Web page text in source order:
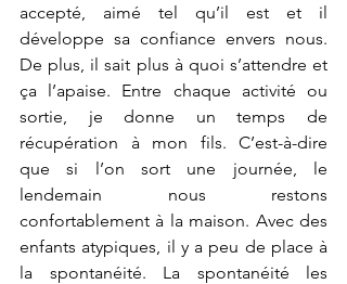
accepté, aimé tel qu’il est et il
développe sa confiance envers nous.
De plus, il sait plus à quoi s’attendre et
ça l’apaise. Entre chaque activité ou
sortie, je donne un temps de
récupération à mon fils. C’est-à-dire
que si l’on sort une journée, le
lendemain nous restons
confortablement à la maison. Avec des
enfants atypiques, il y a peu de place à
la spontanéité. La spontanéité les